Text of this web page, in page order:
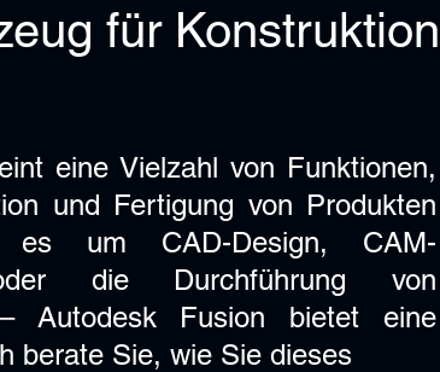
für Konstruktion
eine Vielzahl von Funktionen,
und Fertigung von Produkten
um CAD-Design, CAM-
die Durchführung von
Autodesk Fusion bietet eine
berate Sie, wie Sie dieses